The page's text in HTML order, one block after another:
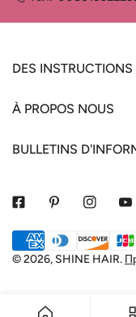
DES INSTRUCTIONS
À PROPOS NOUS
BULLETINS
© 2026, SHINE HAIR.
Начини
за